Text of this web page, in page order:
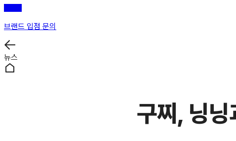
브랜드 입점 문의
뉴스
구찌, 닝닝